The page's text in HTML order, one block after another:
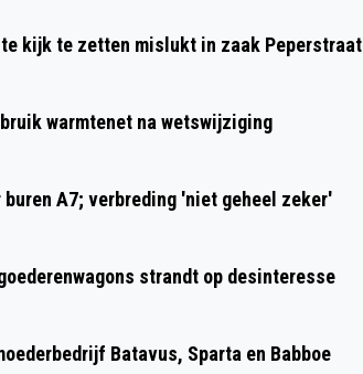
JAAR VAN
KANKERFONDS
te kijk te zetten mislukt in zaak Peperstraat
warmtenet na wetswijziging
buren A7; verbreding 'niet geheel zeker'
strandt op desinteresse
Batavus, Sparta en Babboe